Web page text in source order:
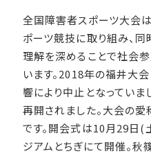
全国障害者スポーツ大会
ポーツ競技に取り組み、
理解を深めることで社会
います。2018年の福井大
響により中止となっていま
再開されました。大会の愛
です。開会式は10月29日(
ジアムとちぎにて開催。秋